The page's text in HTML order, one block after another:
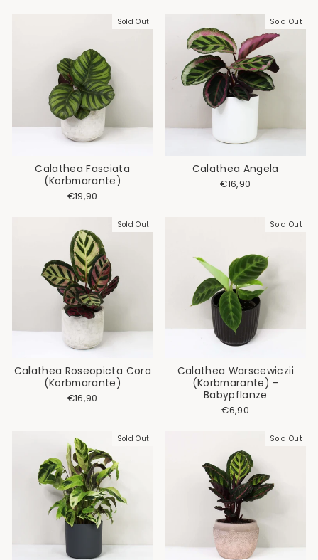
Sold Out
Calathea Fasciata
(Korbmarante)
€19,90
Sold Out
Calathea Angela
€16,90
Sold Out
Calathea Roseopicta Cora
(Korbmarante)
€16,90
Sold Out
Calathea Warscewiczii
(Korbmarante) -
Babypflanze
€6,90
Sold Out Sold Out